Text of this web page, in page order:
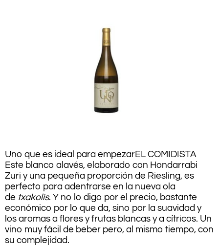
Uno que es ideal para empezarEL COMIDISTA
Este blanco alavés, elaborado con Hondarrabi
Zuri y una pequeña proporción de Riesling, es
perfecto para adentrarse en la nueva ola
de txakolis. Y no lo digo por el precio, bastante
económico por lo que da, sino por la suavidad y
los aromas a flores y frutas blancas y a cítricos. Un
vino muy fácil de beber pero, al mismo tiempo, con
su complejidad.